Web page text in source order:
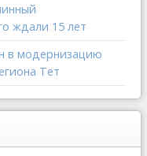
ждали 15 лет
в модернизацию
Тет